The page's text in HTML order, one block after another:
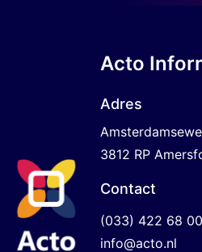
Acto
Adres
3812 RP
Contact
(033) 422 68 00
info@acto.nl